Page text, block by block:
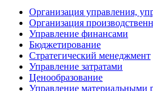
Организация управления,
Организация
Управление финансами
Бюджетирование
Стратегический менеджмент
Управление затратами
Ценообразование
Управление материальными